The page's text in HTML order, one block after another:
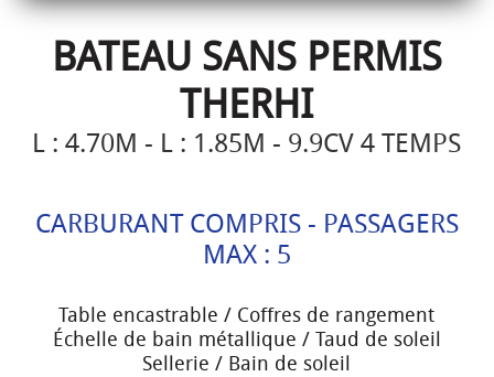
BATEAU SANS PERMIS
THERHI
L : 4.70M - L : 1.85M - 9.9CV 4 TEMPS
CARBURANT COMPRIS - PASSAGERS
MAX : 5
Table encastrable / Coffres de rangement
Échelle de bain métallique / Taud de soleil
Sellerie / Bain de soleil